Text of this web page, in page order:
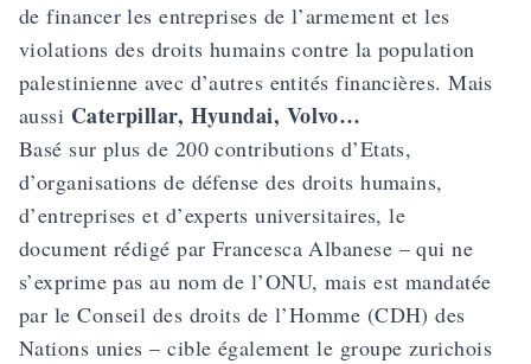
de financer les entreprises de l’armement et les
violations des droits humains contre la population
palestinienne avec d’autres entités financières. Mais
aussi Caterpillar, Hyundai, Volvo…
Basé sur plus de 200 contributions d’Etats,
d’organisations de défense des droits humains,
d’entreprises et d’experts universitaires, le
document rédigé par Francesca Albanese – qui ne
s’exprime pas au nom de l’ONU, mais est mandatée
par le Conseil des droits de l’Homme (CDH) des
Nations unies – cible également le groupe zurichois